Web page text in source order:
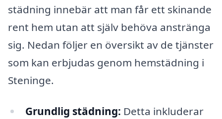
städning innebär att man får ett skinande
rent hem utan att själv behöva anstränga
sig. Nedan följer en översikt av de tjänster
som kan erbjudas genom hemstädning i
Steninge.
Grundlig städning: Detta inkluderar